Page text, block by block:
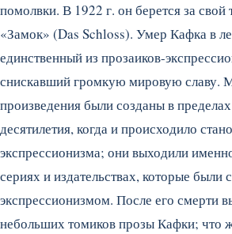
помолвки. В 1922 г. он берется за свой
«Замок» (Das Schloss). Умер Кафка в
единственный из прозаиков-
снискавший громкую мировую славу.
произведения были созданы в
десятилетия, когда и происходило
экспрессионизма; они выходили
сериях и издательствах, которые были
экспрессионизмом. После его смерти
небольших томиков прозы Кафки; что